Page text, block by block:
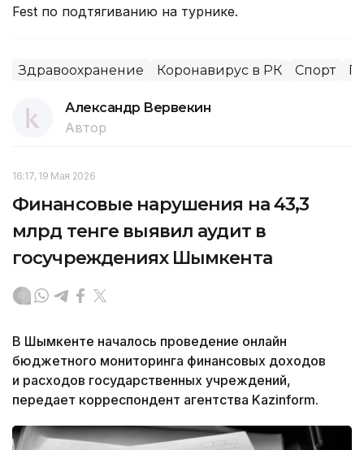
Fest по подтягиванию на турнике.
Здравоохранение Коронавирус в РК Спорт
Александр Вервекин
Автор
16:17, 19 Мая 2026
Финансовые нарушения на 43,3
млрд тенге выявил аудит в
госучреждениях Шымкента
В Шымкенте началось проведение онлайн
бюджетного мониторинга финансовых доходов
и расходов государственных учреждений,
передает корреспондент агентства Kazinform.